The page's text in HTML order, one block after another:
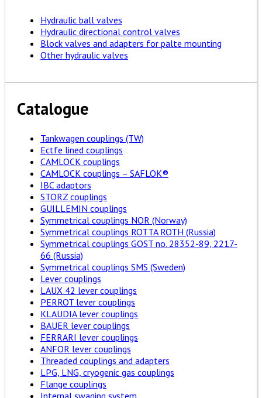
Hydraulic ball valves
Hydraulic directional control valves
Block valves and adapters for palte mounting
Other hydraulic valves
Catalogue
Tankwagen couplings (TW)
Ectfe lined couplings
CAMLOCK couplings
CAMLOCK couplings – SAFLOK®
IBC adaptors
STORZ couplings
GUILLEMIN couplings
Symmetrical couplings NOR (Norway)
Symmetrical couplings ROTTA ROTH (Russia)
Symmetrical couplings GOST no. 28352-89, 2217-
66 (Russia)
Symmetrical couplings SMS (Sweden)
Lever couplings
LAUX 42 lever couplings
PERROT lever couplings
KLAUDIA lever couplings
BAUER lever couplings
FERRARI lever couplings
ANFOR lever couplings
Threaded couplings and adapters
LPG, LNG, cryogenic gas couplings
Flange couplings